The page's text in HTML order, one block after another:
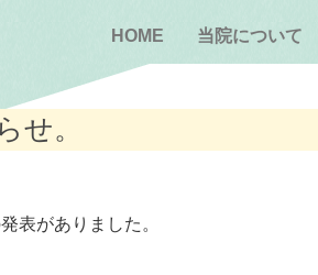
HOME 当院について
せ。
表がありました。